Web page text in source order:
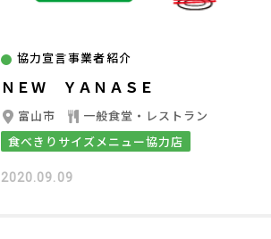
協力宣言事業者紹介
ＮＥＷ ＹＡＮＡＳＥ
富山市
一般食堂・レストラン
食べきりサイズメニュー協力店
2020.09.09